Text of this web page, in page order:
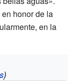
honor de la
en la
)